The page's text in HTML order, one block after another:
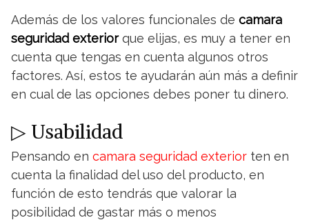
Además de los valores funcionales de camara
seguridad exteriorque elijas, es muy a tener en
cuenta que tengas en cuenta algunos otros
factores. Así, estos te ayudarán aún más a definir
en cual de las opciones debes poner tu dinero.
▷ Usabilidad
Pensando en camara seguridad exterior ten en
cuenta la finalidad del uso del producto, en
función de esto tendrás que valorar la
posibilidad de gastar más o menos